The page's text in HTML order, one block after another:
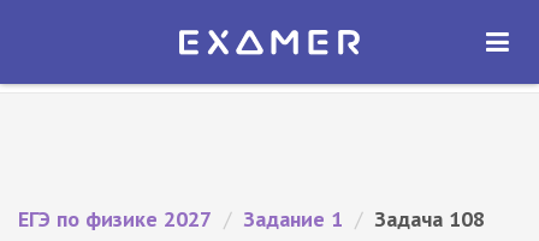
Экзамер — ЕГЭ 2027
ОТКРЫТЬ
ЕГЭ по физике 2027 / Задание 1 / Задача 108